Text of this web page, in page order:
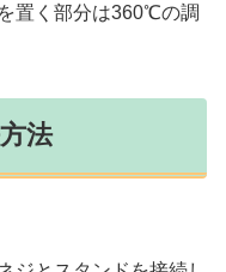
置く部分は360℃の調
法